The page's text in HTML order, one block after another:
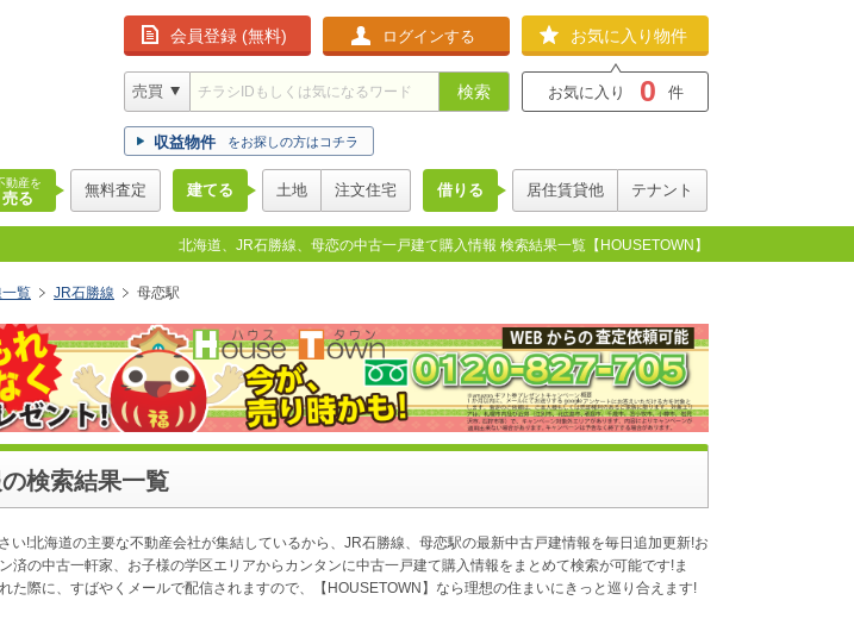
会員登録 (無料) ログインする お気に入り物件
お気に入り 0 件
検索
収益物件 をお探しの方はコチラ
動産を
売る 無料査定 建てる 土地 注文住宅 借りる 居住賃貸他 テナント
北海道、JR石勝線、母恋の中古一戸建て購入情報 検索結果一覧【HOUSETOWN】
覧 JR石勝線 母恋駅
検索結果一覧
!北海道の主要な不動産会社が集結しているから、JR石勝線、母恋駅の最新中古戸建情報を毎日追加更新!お
の中古一軒家、お子様の学区エリアからカンタンに中古一戸建て購入情報をまとめて検索が可能です!ま
際に、すばやくメールで配信されますので、【HOUSETOWN】なら理想の住まいにきっと巡り合えます!